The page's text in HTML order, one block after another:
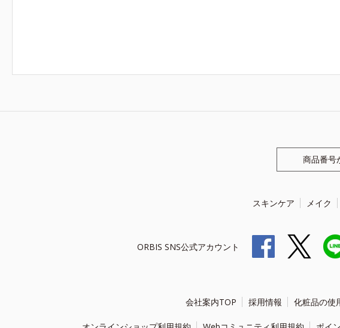
商品番号
スキンケア メイク
ORBIS SNS公式アカウント
会社案内TOP 採用情報 化粧品の使